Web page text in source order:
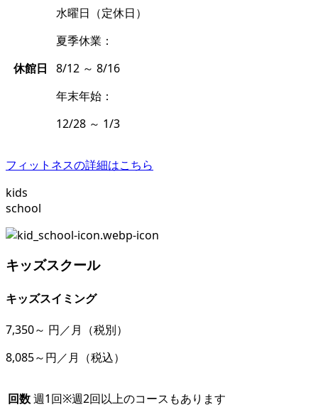
休館日
水曜日（定休日）
夏季休業：
8/12 ～ 8/16
年末年始：
12/28 ～ 1/3
フィットネスの詳細はこちら
kids
school
キッズスクール
キッズスイミング
7,350～ 円／月 （税別）
8,085～円／月 （税込）
回数週1回※週2回以上のコースもあります